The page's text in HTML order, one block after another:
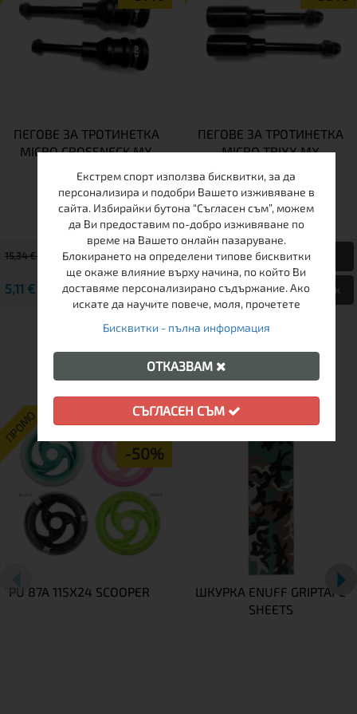
ПЕГОВЕ ЗА ТРОТИНЕТКА
MICRO CROSSNECK MX
15,34 € / 30.00 лв.
5,11 € / 9.99 лв. Виж
ПЕГОВЕ ЗА ТРОТИНЕТКА
MICRO TRIXX MX
12,78 € / 25.00 лв.
5,11 € / 9.99 лв. Виж
ДРУГИ КЛИЕНТИ ХАРЕСАХА
ПРОМО
-50%
PU 87A 115X24 SCOOPER
ШКУРКА ENUFF GRIPTAPE
SHEETS
Екстрем спорт използва бисквитки, за да
персонализира и подобри Вашето изживяване в
сайта. Избирайки бутона “Съгласен съм”, можем
да Ви предоставим по-добро изживяване по
време на Вашето онлайн пазаруване.
Блокирането на определени типове бисквитки
ще окаже влияние върху начина, по който Ви
доставяме персонализирано съдържание. Ако
искате да научите повече, моля, прочетете
Бисквитки - пълна информация
ОТКАЗВАМ
СЪГЛАСЕН СЪМ